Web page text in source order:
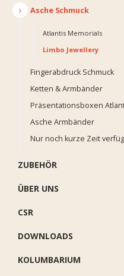
Asche Schmuck
Atlantis Memorials
Limbo Jewellery
Fingerabdruck Schmuck
Ketten & Armbänder
Präsentationsboxen
Asche Armbänder
Nur noch kurze Zeit
ZUBEHÖR
ÜBER UNS
CSR
DOWNLOADS
KOLUMBARIUM